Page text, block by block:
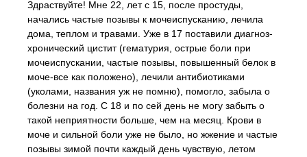
Здраствуйте! Мне 22, лет с 15, после простуды,
начались частые позывы к мочеиспусканию, лечила
дома, теплом и травами. Уже в 17 поставили диагноз-
хронический цистит (гематурия, острые боли при
мочеиспускании, частые позывы, повышенный белок в
моче-все как положено), лечили антибиотиками
(уколами, названия уж не помню), помогло, забыла о
болезни на год. С 18 и по сей день не могу забыть о
такой неприятности больше, чем на месяц. Крови в
моче и сильной боли уже не было, но жжение и частые
позывы зимой почти каждый день чувствую, летом